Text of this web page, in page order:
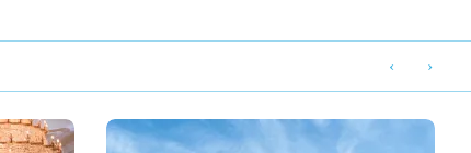
‹ ›